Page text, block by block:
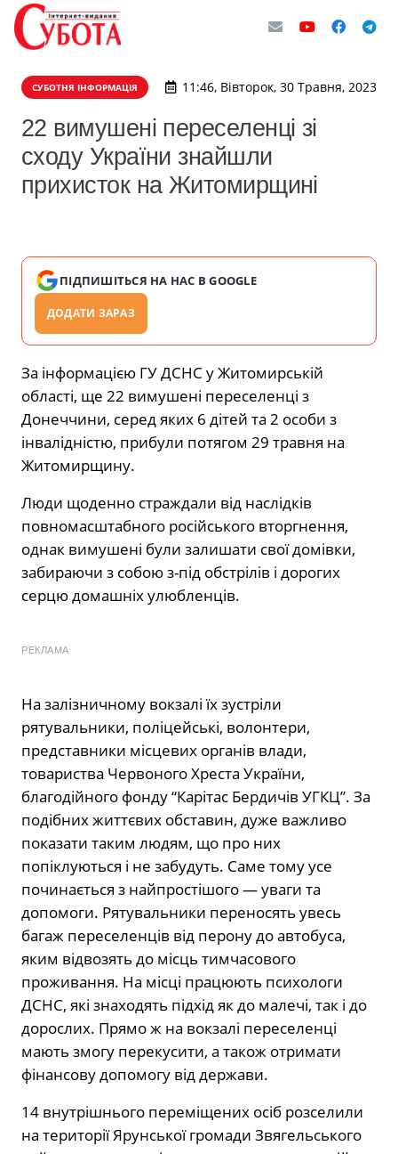
СУБОТНЯ ІНФОРМАЦІЯ 11:46, Вівторок, 30 Травня, 2023
22 вимушені переселенці зі
сходу України знайшли
прихисток на Житомирщині
ПІДПИШІТЬСЯ НА НАС В GOOGLE
ДОДАТИ ЗАРАЗ
За інформацією ГУ ДСНС у Житомирській
області, ще 22 вимушені переселенці з
Донеччини, серед яких 6 дітей та 2 особи з
інвалідністю, прибули потягом 29 травня на
Житомирщину.
Люди щоденно страждали від наслідків
повномасштабного російського вторгнення,
однак вимушені були залишати свої домівки,
забираючи з собою з-під обстрілів і дорогих
серцю домашніх улюбленців.
РЕКЛАМА
На залізничному вокзалі їх зустріли
рятувальники, поліцейські, волонтери,
представники місцевих органів влади,
товариства Червоного Хреста України,
благодійного фонду “Карітас Бердичів УГКЦ”. За
подібних життєвих обставин, дуже важливо
показати таким людям, що про них
попіклуються і не забудуть. Саме тому усе
починається з найпростішого — уваги та
допомоги. Рятувальники переносять увесь
багаж переселенців від перону до автобуса,
яким відвозять до місць тимчасового
проживання. На місці працюють психологи
ДСНС, які знаходять підхід як до малечі, так і до
дорослих. Прямо ж на вокзалі переселенці
мають змогу перекусити, а також отримати
фінансову допомогу від держави.
14 внутрішнього переміщених осіб розселили
на території Ярунської громади Звягельського